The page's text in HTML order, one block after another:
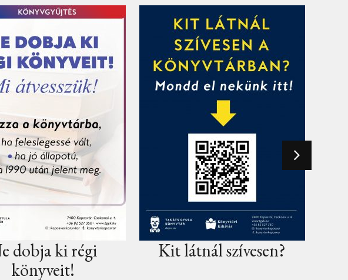
Kit látnál szívesen? Ajándékötletet keres?